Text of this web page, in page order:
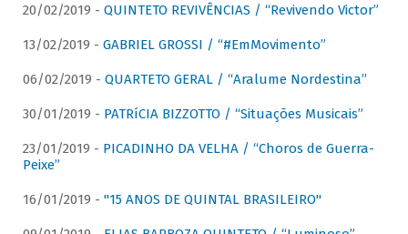
20/02/2019 - QUINTETO REVIVÊNCIAS / “Revivendo Victor”
13/02/2019 - GABRIEL GROSSI / “#EmMovimento”
06/02/2019 - QUARTETO GERAL / “Aralume Nordestina”
30/01/2019 - PATRíCIA BIZZOTTO / “Situações Musicais”
23/01/2019 - PICADINHO DA VELHA / “Choros de Guerra-
Peixe”
16/01/2019 - "15 ANOS DE QUINTAL BRASILEIRO"